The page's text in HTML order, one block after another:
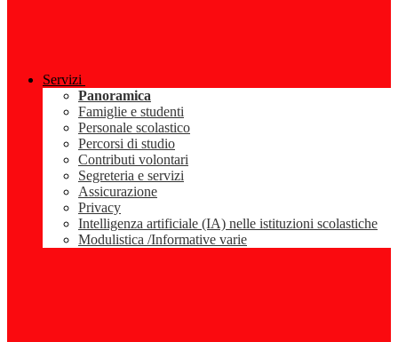
Servizi
Panoramica
Famiglie e studenti
Personale scolastico
Percorsi di studio
Contributi volontari
Segreteria e servizi
Assicurazione
Privacy
Intelligenza artificiale (IA) nelle istituzioni scolastiche
Modulistica /Informative varie